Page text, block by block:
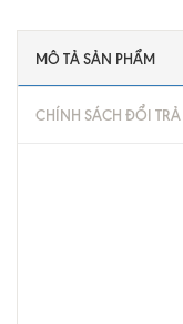
MÔ TẢ SẢN PHẨM
CHÍNH SÁCH ĐỔI TRẢ